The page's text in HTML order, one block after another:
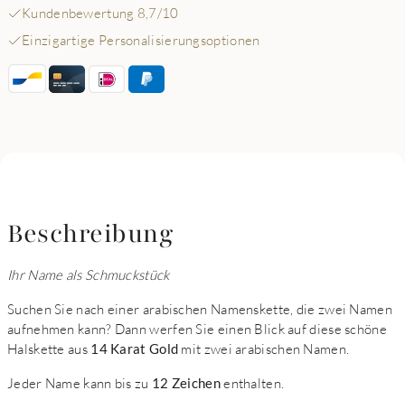
Kundenbewertung 8,7/10
Einzigartige Personalisierungsoptionen
Beschreibung
Ihr Name als Schmuckstück
Suchen Sie nach einer arabischen Namenskette, die zwei Namen
aufnehmen kann? Dann werfen Sie einen Blick auf diese schöne
Halskette aus 14 Karat Gold mit zwei arabischen Namen.
Jeder Name kann bis zu 12 Zeichenenthalten.